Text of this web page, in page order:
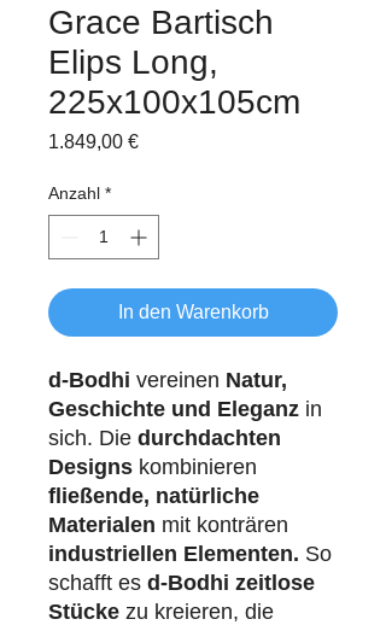
Grace Bartisch
Elips Long,
225x100x105cm
1.849,00 €Preis
Anzahl *
In den Warenkorb
d-Bodhi vereinen Natur,
Geschichte und Eleganz in
sich. Die durchdachten
Designs kombinieren
fließende, natürliche
Materialen mit konträren
industriellen Elementen. So
schafft es d-Bodhi zeitlose
Stücke zu kreieren, die